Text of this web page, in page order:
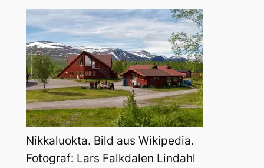
Nikkaluokta. Bild aus Wikipedia.
Fotograf: Lars Falkdalen Lindahl